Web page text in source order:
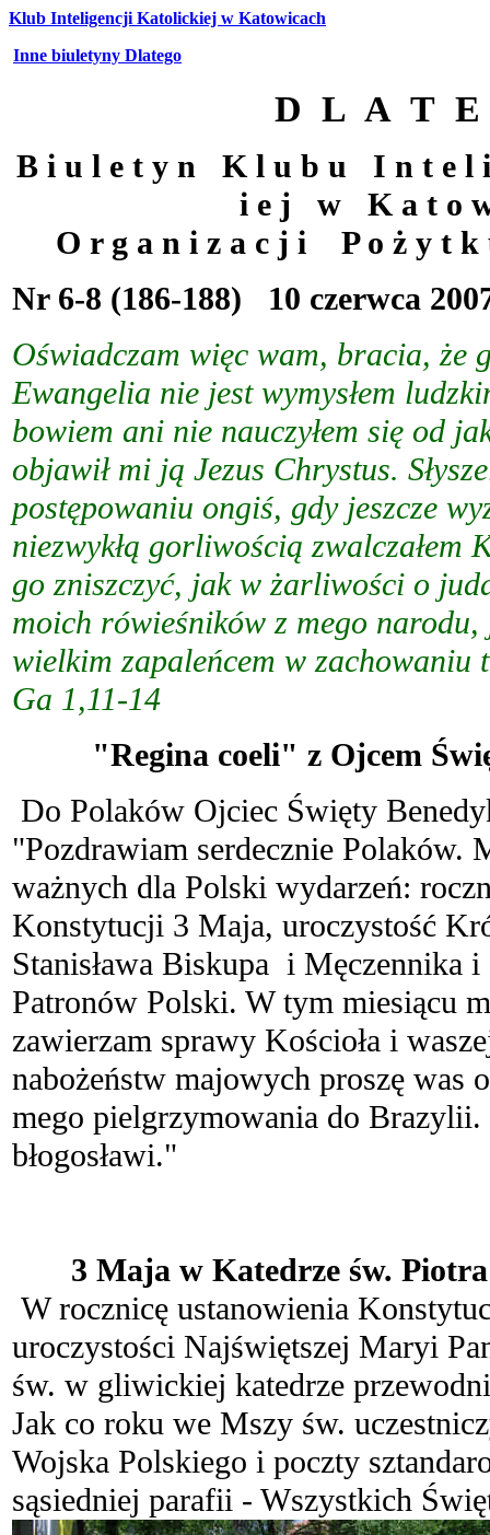
Klub Inteligencji Katolickiej w Katowicach
Inne biuletyny Dlatego
D L A T E
B i u l e t y n K l u b u I n t e l
i e j w K a t o w
O r g a n i z a c j i P o ż y t
Nr 6-8 (186-188) 10 czerwca
Oświadczam więc wam, bracia, że
Ewangelia nie jest wymysłem
bowiem ani nie nauczyłem się od
objawił mi ją Jezus Chrystus.
postępowaniu ongiś, gdy jeszcze
niezwykłą gorliwością zwalczałem
go zniszczyć, jak w żarliwości o
moich rówieśników z mego narodu,
wielkim zapaleńcem w
Ga 1,11-14
"Regina coeli" z Ojcem
Do Polaków Ojciec Święty
"Pozdrawiam serdecznie Polaków.
ważnych dla Polski wydarzeń:
Konstytucji 3 Maja, uroczystość
Stanisława Biskupa i Męczennika
Patronów Polski. W tym miesiącu
zawierzam sprawy Kościoła i
nabożeństw majowych proszę was
mego pielgrzymowania do
błogosławi."
3 Maja w Katedrze św.
W rocznicę ustanowienia
uroczystości Najświętszej Maryi
św. w gliwickiej katedrze
Jak co roku we Mszy św.
Wojska Polskiego i poczty
sąsiedniej parafii - Wszystkich